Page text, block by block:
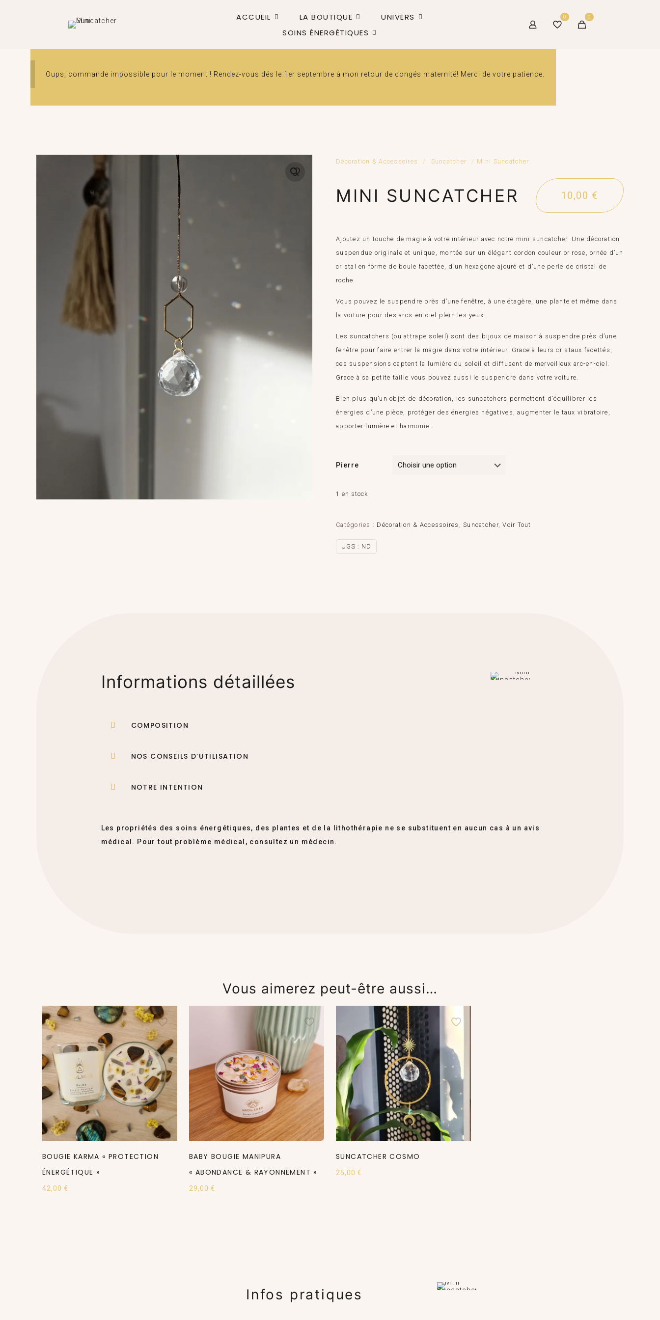
ACCUEIL LA BOUTIQUE
UNIVERS
SOINS ÉNERGÉTIQUES
0 0
Oups, commande impossible pour le moment ! Rendez-vous dés le 1er septembre à mon retour de congés maternité! Merci de votre patience.
Décoration & Accessoires / Suncatcher / Mini Suncatcher
MINI SUNCATCHER 10,00 €
Ajoutez un touche de magie à votre intérieur avec notre mini suncatcher. Une décoration
suspendue originale et unique, montée sur un élégant cordon couleur or rose, ornée d’un
cristal en forme de boule facettée, d’un hexagone ajouré et d’une perle de cristal de
roche.
Vous pouvez le suspendre près d’une fenêtre, à une étagère, une plante et même dans
la voiture pour des arcs-en-ciel plein les yeux.
Les suncatchers (ou attrape soleil) sont des bijoux de maison à suspendre près d’une
fenêtre pour faire entrer la magie dans votre intérieur. Grace à leurs cristaux facettés,
ces suspensions captent la lumière du soleil et diffusent de merveilleux arc-en-ciel.
Grace à sa petite taille vous pouvez aussi le suspendre dans votre voiture.
Bien plus qu’un objet de décoration, les suncatchers permettent d’équilibrer les
énergies d’une pièce, protéger des énergies négatives, augmenter le taux vibratoire,
apporter lumière et harmonie…
Pierre
1 en stock
Catégories : Décoration & Accessoires ,Suncatcher,Voir Tout
UGS : ND
Informations détaillées
COMPOSITION
NOS CONSEILS D’UTILISATION
NOTRE INTENTION
Les propriétés des soins énergétiques, des plantes et de la lithothérapie ne se substituent en aucun cas à un avis
médical. Pour tout problème médical, consultez un médecin.
Vous aimerez peut-être aussi…
BOUGIE KARMA « PROTECTION
ÉNERGÉTIQUE »
42,00 €
BABY BOUGIE MANIPURA
« ABONDANCE & RAYONNEMENT »
29,00 €
SUNCATCHER COSMO
25,00 €
Infos pratiques